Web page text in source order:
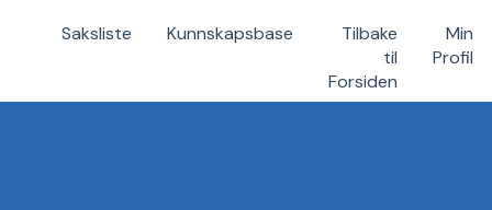
Saksliste Kunnskapsbase
Tilbake
til
Forsiden
Min
Profil